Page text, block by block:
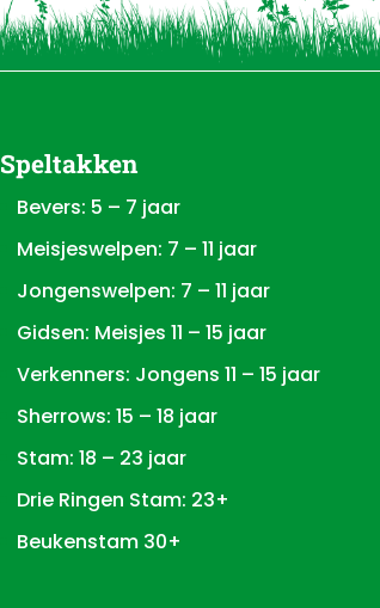
Speltakken
Bevers: 5 – 7 jaar
Meisjeswelpen: 7 – 11 jaar
Jongenswelpen: 7 – 11 jaar
Gidsen: Meisjes 11 – 15 jaar
Verkenners: Jongens 11 – 15 jaar
Sherrows: 15 – 18 jaar
Stam: 18 – 23 jaar
Drie Ringen Stam: 23+
Beukenstam 30+